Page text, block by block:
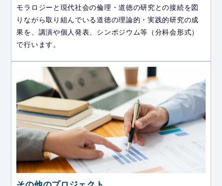
モラロジーと現代社会の倫理・道徳の研究との接続を図
りながら取り組んでいる道徳の理論的・実践的研究の成
果を、講演や個人発表、シンポジウム等（分科会形式）
で行います。